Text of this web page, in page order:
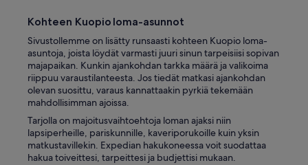
Kohteen Kuopio loma-asunnot
Sivustollemme on lisätty runsaasti kohteen Kuopio loma-
asuntoja, joista löydät varmasti juuri sinun tarpeisiisi sopivan
majapaikan. Kunkin ajankohdan tarkka määrä ja valikoima
riippuu varaustilanteesta. Jos tiedät matkasi ajankohdan
olevan suosittu, varaus kannattaakin pyrkiä tekemään
mahdollisimman ajoissa.
Tarjolla on majoitusvaihtoehtoja loman ajaksi niin
lapsiperheille, pariskunnille, kaveriporukoille kuin yksin
matkustavillekin. Expedian hakukoneessa voit suodattaa
hakua toiveittesi, tarpeittesi ja budjettisi mukaan.